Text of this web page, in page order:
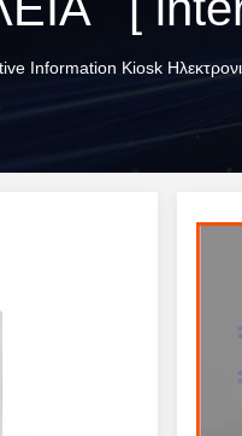
Information Kiosk